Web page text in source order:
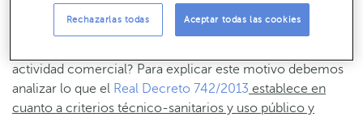
actividad comercial? Para explicar este motivo debemos
analizar lo que el Real Decreto 742/2013 establece en
cuanto a criterios técnico-sanitarios y uso público y
Rechazarlas todas Aceptar todas las cookies